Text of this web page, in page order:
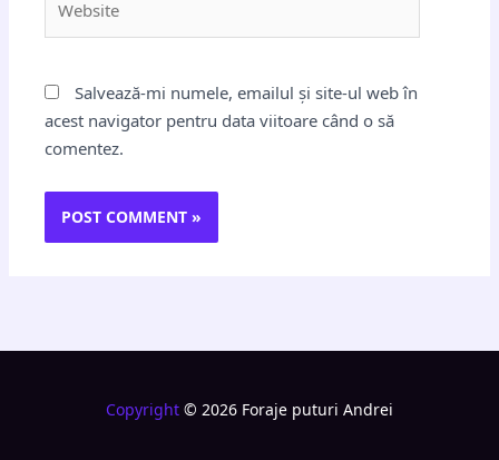
Salvează-mi numele, emailul și site-ul web în
acest navigator pentru data viitoare când o să
comentez.
Copyright © 2026 Foraje puturi Andrei